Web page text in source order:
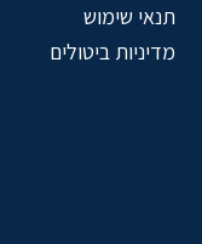
תנאי שימוש
מדיניות ביטולים